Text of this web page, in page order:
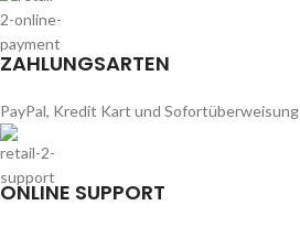
ZAHLUNGSARTEN
PayPal, Kredit Kart und Sofortüberweisung
ONLINE SUPPORT